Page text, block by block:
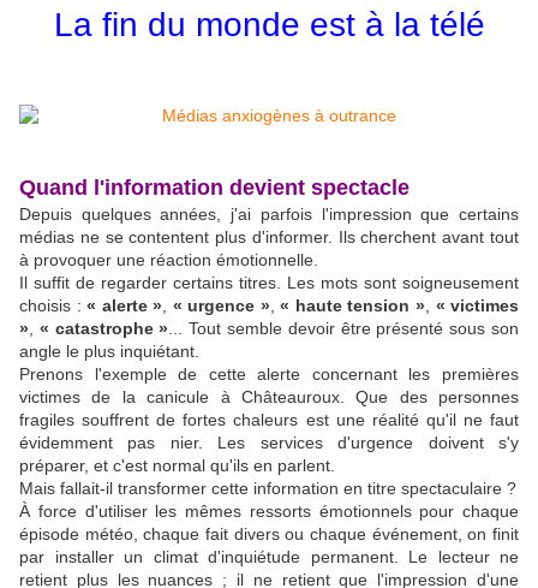
La fin du monde est à la télé
Quand l'information devient spectacle
Depuis quelques années, j'ai parfois l'impression que certains
médias ne se contentent plus d'informer. Ils cherchent avant tout
à provoquer une réaction émotionnelle.
Il suffit de regarder certains titres. Les mots sont soigneusement
choisis :« alerte » « urgence »,« haute tension », « victimes
» « catastrophe » ... Tout semble devoir être présenté sous son
angle le plus inquiétant.
Prenons l'exemple de cette alerte concernant les premières
victimes de la canicule à Châteauroux. Que des personnes
fragiles souffrent de fortes chaleurs est une réalité qu'il ne faut
évidemment pas nier. Les services d'urgence doivent s'y
préparer, et c'est normal qu'ils en parlent.
Mais fallait-il transformer cette information en titre spectaculaire ?
À force d'utiliser les mêmes ressorts émotionnels pour chaque
épisode météo, chaque fait divers ou chaque événement, on finit
par installer un climat d'inquiétude permanent. Le lecteur ne
retient plus les nuances ; il ne retient que l'impression d'une